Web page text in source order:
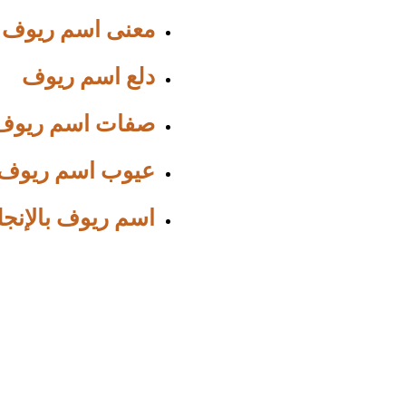
معنى اسم ريوف
دلع اسم ريوف
صفات اسم
عيوب اسم
اسم ريوف